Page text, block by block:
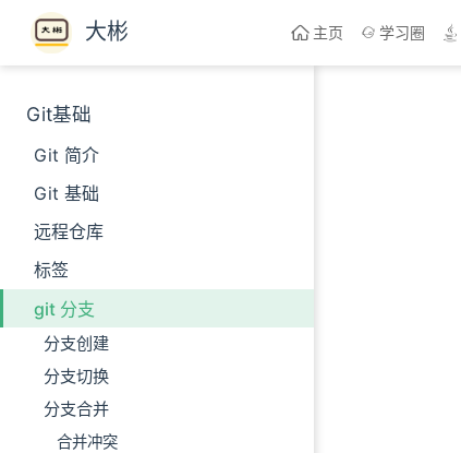
Skip to content
大彬 主页 学习圈
Git基础
Git 简介
Git 基础
远程仓库
标签
git 分支
分支创建
分支切换
分支合并
合并冲突